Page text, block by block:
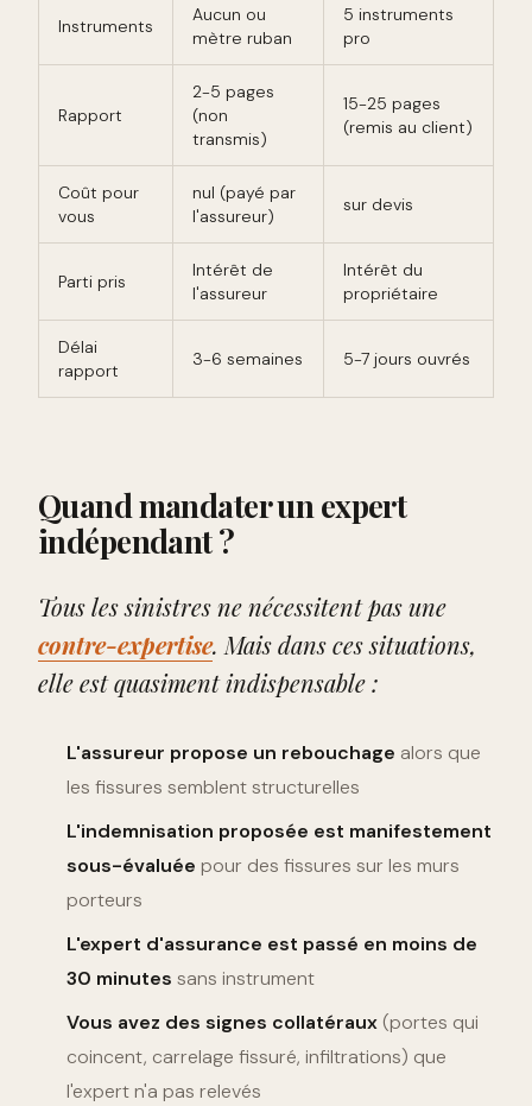
Instruments
Aucun ou
mètre ruban
5 instruments
pro
Rapport
2-5 pages
(non
transmis)
15-25 pages
(remis au client)
Coût pour
vous
nul (payé par
l'assureur)
sur devis
Parti pris
Intérêt de
l'assureur
Intérêt du
propriétaire
Délai
rapport
3-6 semaines 5-7 jours ouvrés
Quand mandater un expert
indépendant ?
Tous les sinistres ne nécessitent pas une
contre-expertise. Mais dans ces situations,
elle est quasiment indispensable :
L'assureur propose un rebouchage alors que
les fissures semblent structurelles
L'indemnisation proposée est manifestement
sous-évaluée pour des fissures sur les murs
porteurs
L'expert d'assurance est passé en moins de
30 minutes sans instrument
Vous avez des signes collatéraux (portes qui
coincent, carrelage fissuré, infiltrations) que
l'expert n'a pas relevés